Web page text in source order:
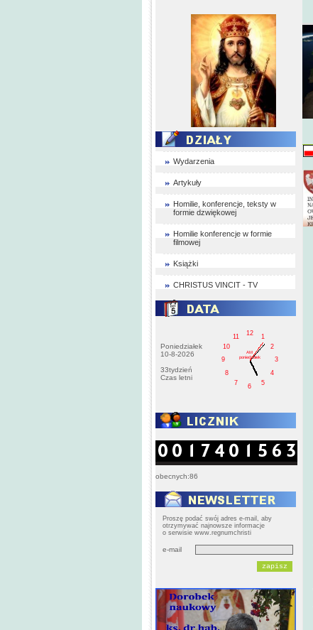
Wydarzenia
Artykuły
Homilie, konferencje, teksty w
formie dzwiękowej
Homilie konferencje w formie
filmowej
Książki
CHRISTUS VINCIT - TV
Poniedziałek
10-8-2026
33tydzień
Czas letni
1
2
3
4
5
6
7
8
9
10
11
12
AM
poniedziałek
obecnych:86
Proszę podać swój adres e-mail, aby
otrzymywać najnowsze informacje
o serwisie www.regnumchristi
e-mail